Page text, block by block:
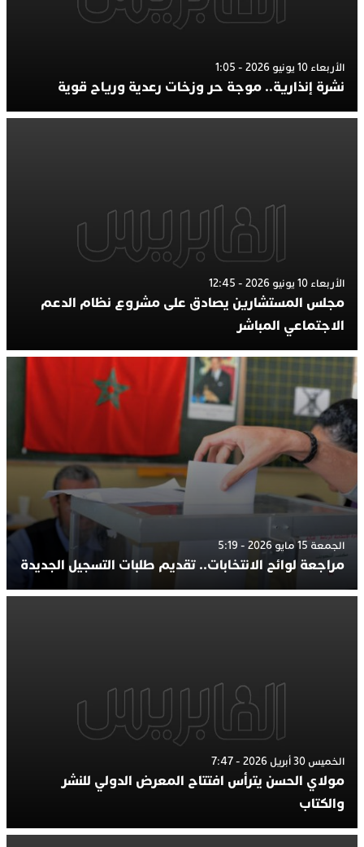
الأربعاء 10 يونيو 2026 - 1:05
نشرة إنذارية.. موجة حر وزخات رعدية ورياح قوية
الأربعاء 10 يونيو 2026 - 12:45
مجلس المستشارين يصادق على مشروع نظام الدعم
الاجتماعي المباشر
الجمعة 15 مايو 2026 - 5:19
مراجعة لوائح الانتخابات.. تقديم طلبات التسجيل الجديدة
الخميس 30 أبريل 2026 - 7:47
مولاي الحسن يترأس افتتاح المعرض الدولي للنشر
والكتاب